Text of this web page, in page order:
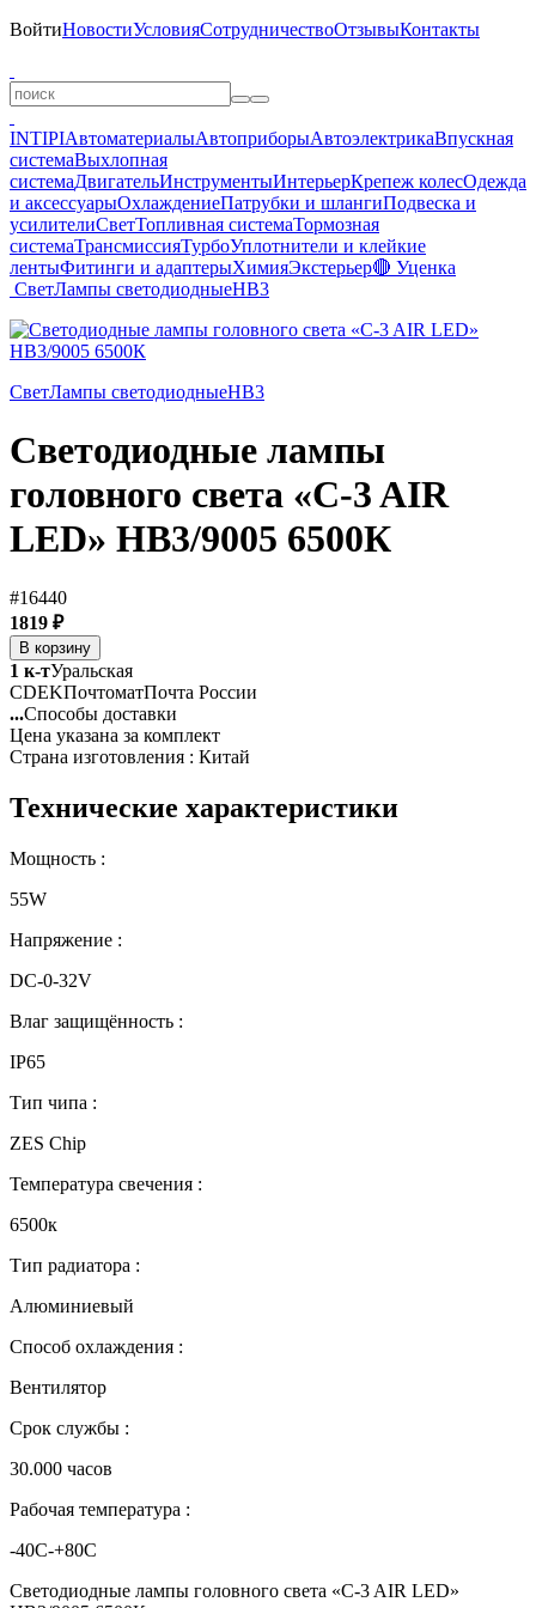
ВойтиНовостиУсловияСотрудничествоОтзывыКонтакты
INTIPIАвтоматериалыАвтоприборыАвтоэлектрикаВпускная
системаВыхлопная
системаДвигательИнструментыИнтерьерКрепеж колесОдежда
и аксессуарыОхлаждениеПатрубки и шлангиПодвеска и
усилителиСветТопливная системаТормозная
системаТрансмиссияТурбоУплотнители и клейкие
лентыФитинги и адаптерыХимияЭкстерьер🔴 Уценка
СветЛампы светодиодныеHB3
СветЛампы светодиодныеHB3
Светодиодные лампы
головного света «C-3 AIR
LED» HB3/9005 6500К
#16440
1819 ₽
В корзину
1 к-тУральская
CDEKПочтоматПочта России
...Способы доставки
Цена указана за комплект
Страна изготовления : Китай
Технические характеристики
Мощность :
55W
Напряжение :
DC-0-32V
Влаг защищённость :
IP65
Тип чипа :
ZES Chip
Температура свечения :
6500к
Тип радиатора :
Алюминиевый
Способ охлаждения :
Вентилятор
Срок службы :
30.000 часов
Рабочая температура :
-40С-+80С
Светодиодные лампы головного света «C-3 AIR LED»